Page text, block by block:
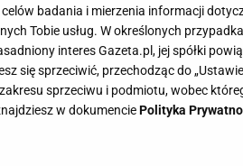
badania i mierzenia informacji
Tobie usług. W określonych
interes Gazeta.pl, jej spółki
się sprzeciwić, przechodząc do
sprzeciwu i podmiotu, wobec
w dokumenciePolityka